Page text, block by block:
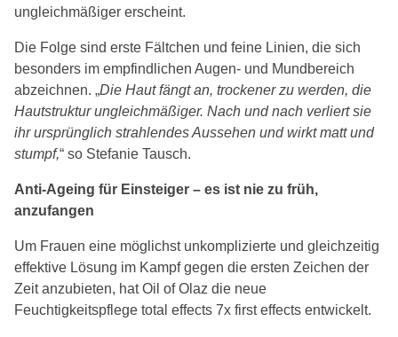
ungleichmäßiger erscheint.
Die Folge sind erste Fältchen und feine Linien, die sich
besonders im empfindlichen Augen- und Mundbereich
abzeichnen. „Die Haut fängt an, trockener zu werden, die
Hautstruktur ungleichmäßiger. Nach und nach verliert sie
ihr ursprünglich strahlendes Aussehen und wirkt matt und
stumpf,“ so Stefanie Tausch.
Anti-Ageing für Einsteiger – es ist nie zu früh,
anzufangen
Um Frauen eine möglichst unkomplizierte und gleichzeitig
effektive Lösung im Kampf gegen die ersten Zeichen der
Zeit anzubieten, hat Oil of Olaz die neue
Feuchtigkeitspflege total effects 7x first effects entwickelt.